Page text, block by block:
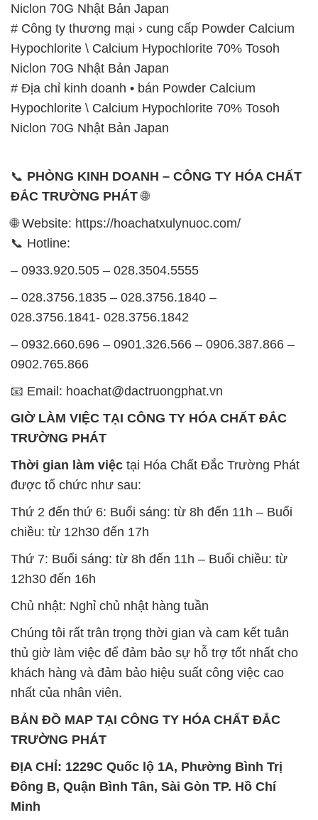
Niclon 70G Nhật Bản Japan
# Công ty thương mại › cung cấp Powder Calcium
Hypochlorite \ Calcium Hypochlorite 70% Tosoh
Niclon 70G Nhật Bản Japan
# Địa chỉ kinh doanh • bán Powder Calcium
Hypochlorite \ Calcium Hypochlorite 70% Tosoh
Niclon 70G Nhật Bản Japan
📞 PHÒNG KINH DOANH – CÔNG TY HÓA CHẤT
ĐẮC TRƯỜNG PHÁT🌐
🌐 Website: https://hoachatxulynuoc.com/
📞 Hotline:
– 0933.920.505 – 028.3504.5555
– 028.3756.1835 – 028.3756.1840 –
028.3756.1841- 028.3756.1842
– 0932.660.696 – 0901.326.566 – 0906.387.866 –
0902.765.866
📧 Email: hoachat@dactruongphat.vn
GIỜ LÀM VIỆC TẠI CÔNG TY HÓA CHẤT ĐẮC
TRƯỜNG PHÁT
Thời gian làm việc tại Hóa Chất Đắc Trường Phát
được tổ chức như sau:
Thứ 2 đến thứ 6: Buổi sáng: từ 8h đến 11h – Buổi
chiều: từ 12h30 đến 17h
Thứ 7: Buổi sáng: từ 8h đến 11h – Buổi chiều: từ
12h30 đến 16h
Chủ nhật: Nghỉ chủ nhật hàng tuần
Chúng tôi rất trân trọng thời gian và cam kết tuân
thủ giờ làm việc để đảm bảo sự hỗ trợ tốt nhất cho
khách hàng và đảm bảo hiệu suất công việc cao
nhất của nhân viên.
BẢN ĐỒ MAP TẠI CÔNG TY HÓA CHẤT ĐẮC
TRƯỜNG PHÁT
ĐỊA CHỈ: 1229C Quốc lộ 1A, Phường Bình Trị
Đông B, Quận Bình Tân, Sài Gòn TP. Hồ Chí
Minh